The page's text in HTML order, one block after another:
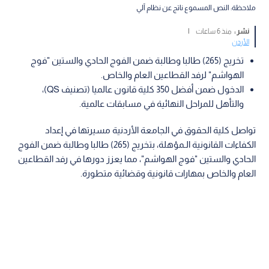
ملاحظة: النص المسموع ناتج عن نظام آلي
نشر : منذ 6 ساعات
|
الأردن
تخريج (265) طالبا وطالبة ضمن الفوج الحادي والستين "فوج
الهواشم" لرفد القطاعين العام والخاص.
الدخول ضمن أفضل 350 كلية قانون عالميا (تصنيف QS)،
والتأهل للمراحل النهائية في مسابقات عالمية.
تواصل كلية الحقوق في الجامعة الأردنية مسيرتها في إعداد
الكفاءات القانونية الـمؤهلة، بتخريج (265) طالبا وطالبة ضمن الفوج
الحادي والستين "فوج الهواشم"، مما يعزز دورها في رفد القطاعين
العام والخاص بمهارات قانونية وقضائية متطورة.